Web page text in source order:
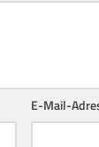
E-Mail-